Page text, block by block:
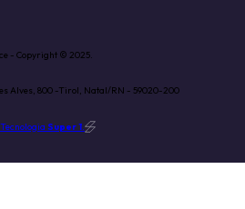
- Copyright © 2025.
Alves, 800 -Tirol, Natal/RN - 59020-200
Tecnologia Super 1.